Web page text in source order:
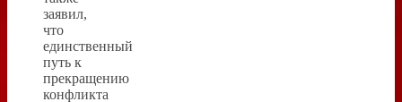
заявил,
что
единственный
путь к
прекращению
конфликта